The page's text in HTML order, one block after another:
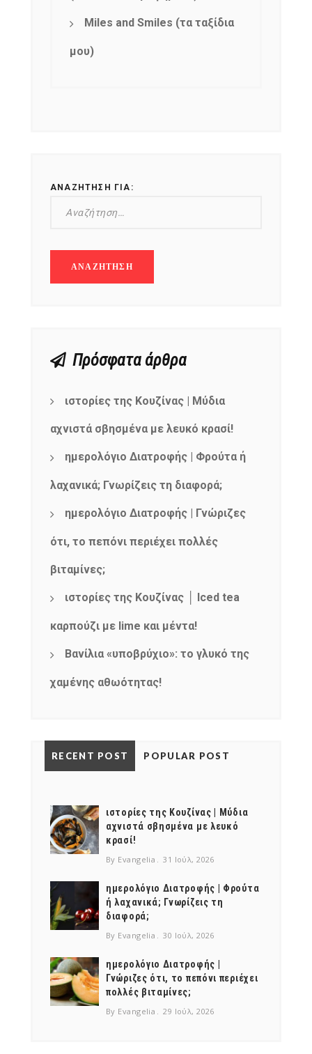
Miles and Smiles (τα ταξίδια
μου)
ΑΝΑΖΉΤΗΣΗ ΓΙΑ:
Πρόσφατα άρθρα
ιστορίες της Κουζίνας | Μύδια
αχνιστά σβησμένα με λευκό κρασί!
ημερολόγιο Διατροφής | Φρούτα ή
λαχανικά; Γνωρίζεις τη διαφορά;
ημερολόγιο Διατροφής | Γνώριζες
ότι, το πεπόνι περιέχει πολλές
βιταμίνες;
ιστορίες της Κουζίνας │ Iced tea
καρπούζι με lime και μέντα!
Βανίλια «υποβρύχιο»: το γλυκό της
χαμένης αθωότητας!
RECENT POST POPULAR POST
ιστορίες της Κουζίνας | Μύδια
αχνιστά σβησμένα με λευκό
κρασί!
By Evangelia 31 Ιούλ, 2026
ημερολόγιο Διατροφής | Φρούτα
ή λαχανικά; Γνωρίζεις τη
διαφορά;
By Evangelia 30 Ιούλ, 2026
ημερολόγιο Διατροφής |
Γνώριζες ότι, το πεπόνι περιέχει
πολλές βιταμίνες;
By Evangelia 29 Ιούλ, 2026